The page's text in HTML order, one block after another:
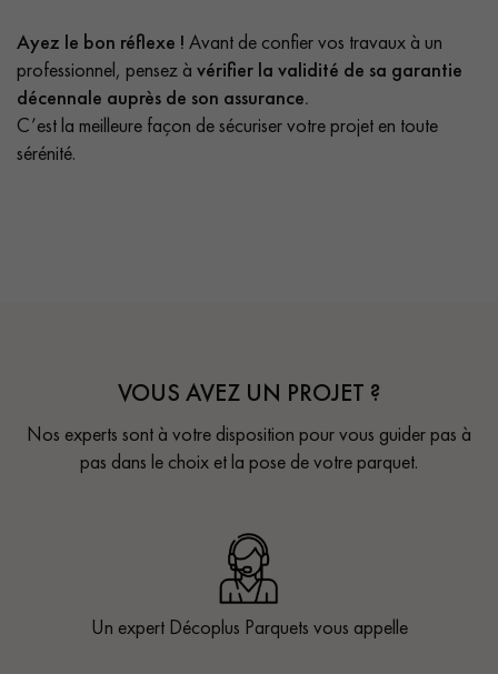
Ayez le bon réflexe ! Avant de confier vos travaux à un
professionnel, pensez à vérifier la validité de sa garantie
décennale auprès de son assurance.
C’est la meilleure façon de sécuriser votre projet en toute
sérénité.
VOUS AVEZ UN PROJET ?
Nos experts sont à votre disposition pour vous guider pas à
pas dans le choix et la pose de votre parquet.
Un expert Décoplus Parquets vous appelle